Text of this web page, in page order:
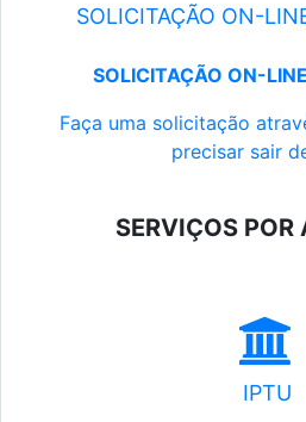
SOLICITAÇÃO ON-
SOLICITAÇÃO ON-
Faça uma solicitação
precisar sair
SERVIÇOS POR
IPTU